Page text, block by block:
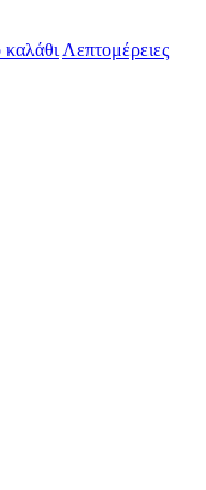
Λεπτομέρειες